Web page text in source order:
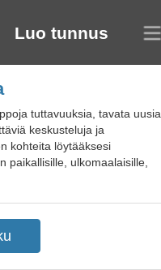
Luo tunnus
tuttavuuksia, tavata uusia
keskusteluja ja
kohteita löytääksesi
paikallisille, ulkomaalaisille,